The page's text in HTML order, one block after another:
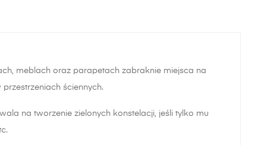
meblach oraz parapetach zabraknie miejsca na
ściennych.
na tworzenie zielonych konstelacji, jeśli tylko mu